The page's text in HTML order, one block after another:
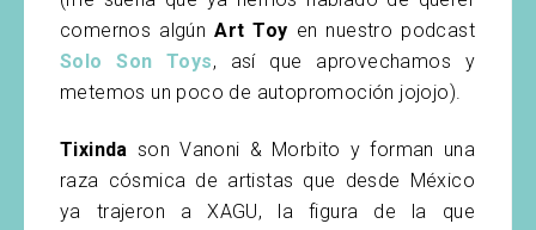
comernos algúnArt Toy en nuestro podcast
Solo Son Toys, así que aprovechamos y
metemos un poco de autopromoción jojojo).
Tixinda son Vanoni & Morbito y forman una
raza cósmica de artistas que desde México
ya trajeron a XAGU, la figura de la que